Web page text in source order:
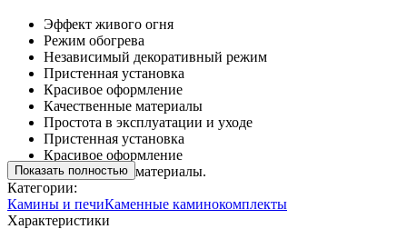
Эффект живого огня
Режим обогрева
Независимый декоративный режим
Пристенная установка
Красивое оформление
Качественные материалы
Простота в эксплуатации и уходе
Пристенная установка
Красивое оформление
Качественные материалы.
Показать полностью
Категории:
Камины и печиКаменные каминокомплекты
Характеристики